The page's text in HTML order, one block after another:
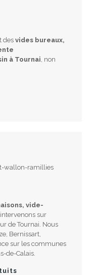
des vides bureaux,
à Tournai , non
vide-
intervenons sur
de Tournai. Nous
Bernissart,
sur les communes
de-Calais.